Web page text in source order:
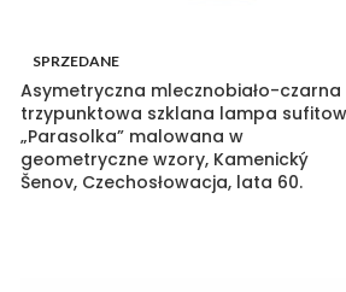
SPRZEDANE
Asymetryczna mlecznobiało-czarna
trzypunktowa szklana lampa
„Parasolka” malowana w
geometryczne wzory, Kamenický
Šenov, Czechosłowacja, lata 60.